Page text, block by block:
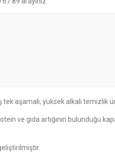
aşamalı, yüksek alkali temizlik
ve gıda artığının bulunduğu